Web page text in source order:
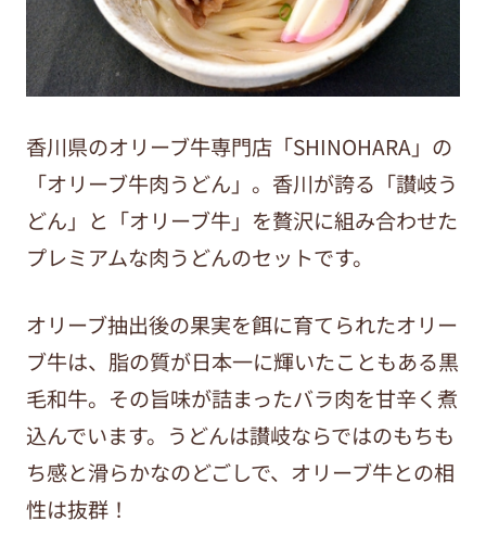
香川県のオリーブ牛専門店「SHINOHARA」の
「オリーブ牛肉うどん」。香川が誇る「讃岐う
どん」と「オリーブ牛」を贅沢に組み合わせた
プレミアムな肉うどんのセットです。
オリーブ抽出後の果実を餌に育てられたオリー
ブ牛は、脂の質が日本一に輝いたこともある黒
毛和牛。その旨味が詰まったバラ肉を甘辛く煮
込んでいます。うどんは讃岐ならではのもちも
ち感と滑らかなのどごしで、オリーブ牛との相
性は抜群！